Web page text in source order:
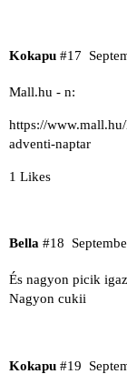
Kokapu #17
Mall.hu - n:
https://
adventi-naptar
1 Likes
Bella #18
És nagyon picik
Nagyon cukii
Kokapu #19